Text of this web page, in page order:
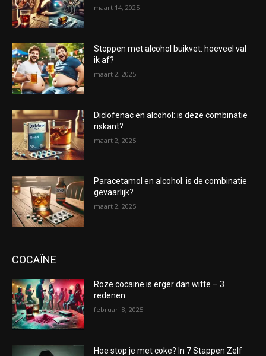
maart 14, 2025
Stoppen met alcohol buikvet: hoeveel val
ik af?
maart 2, 2025
Diclofenac en alcohol: is deze combinatie
riskant?
maart 2, 2025
Paracetamol en alcohol: is de combinatie
gevaarlijk?
maart 2, 2025
COCAÏNE
Roze cocaine is erger dan witte – 3
redenen
februari 8, 2025
Hoe stop je met coke? In 7 Stappen Zelf